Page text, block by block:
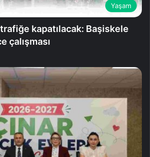
Yaşam
kapatılacak: Başiskele
çalışması